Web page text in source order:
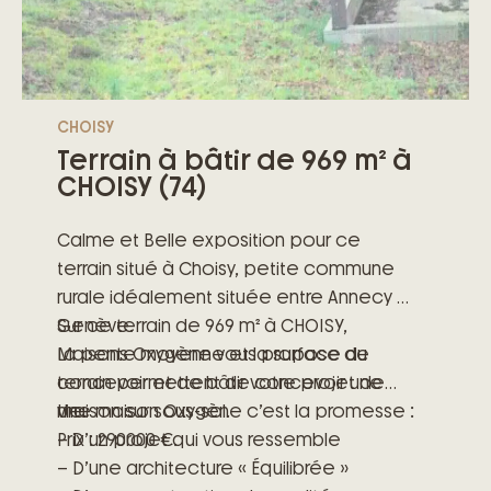
CHOISY
Terrain à bâtir de 969 m² à
CHOISY (74)
Calme et Belle exposition pour ce
terrain situé à Choisy, petite commune
rurale idéalement située entre Annecy et
Genève.
La pente moyenne et la surface du
terrain permettent de concevoir une
maison sur sous-sol.
Prix : 290000 €.
Sur ce terrain de 969 m² à CHOISY,
Maisons Oxygène vous propose de
concevoir et de bâtir votre projet de
vie.
Une maison Oxygène c’est la promesse :
– D’un projet qui vous ressemble
– D’une architecture « Équilibrée »